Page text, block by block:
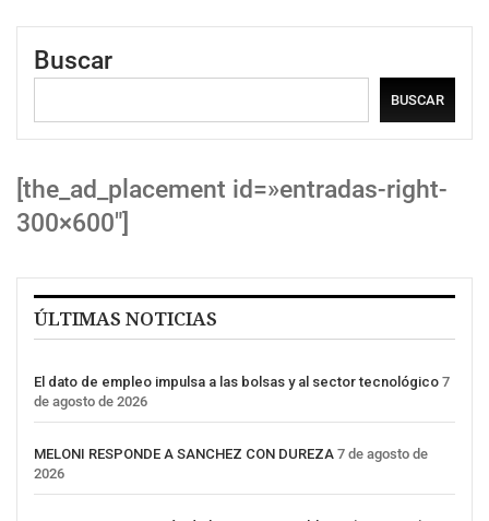
Buscar
BUSCAR
[the_ad_placement id=»entradas-right-
300×600″]
ÚLTIMAS NOTICIAS
El dato de empleo impulsa a las bolsas y al sector tecnológico 7
de agosto de 2026
MELONI RESPONDE A SANCHEZ CON DUREZA 7 de agosto de
2026